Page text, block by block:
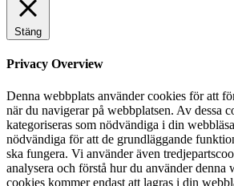
Stäng
Privacy Overview
Denna webbplats använder cookies för att
när du navigerar på webbplatsen. Av dessa
kategoriseras som nödvändiga i din
nödvändiga för att de grundläggande
ska fungera. Vi använder även
analysera och förstå hur du använder denna
cookies kommer endast att lagras i din